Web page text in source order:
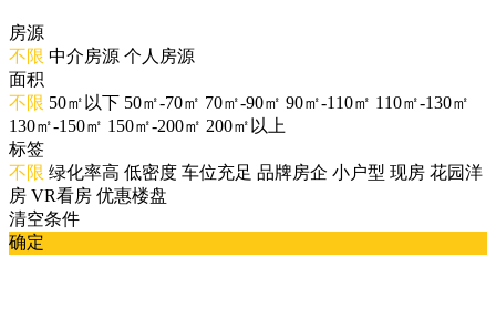
房源
不限 中介房源 个人房源
面积
不限 50㎡以下 50㎡-70㎡ 70㎡-90㎡ 90㎡-110㎡ 110㎡-130㎡
130㎡-150㎡ 150㎡-200㎡ 200㎡以上
标签
不限 绿化率高 低密度 车位充足 品牌房企 小户型 现房 花园洋
房 VR看房 优惠楼盘
清空条件
确定